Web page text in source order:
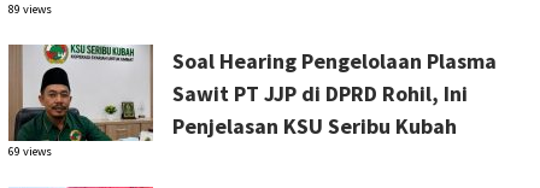
89 views
Soal Hearing Pengelolaan Plasma
Sawit PT JJP di DPRD Rohil, Ini
Penjelasan KSU Seribu Kubah
69 views